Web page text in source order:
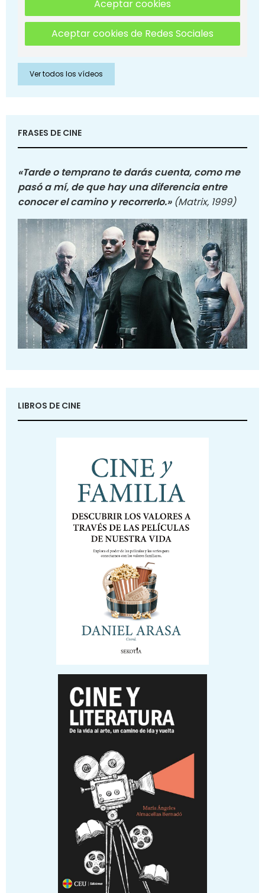
Aceptar cookies
Aceptar cookies de Redes Sociales
Ver todos los vídeos
FRASES DE CINE
«Tarde o temprano te darás cuenta, como me
pasó a mí, de que hay una diferencia entre
conocer el camino y recorrerlo.» (Matrix, 1999)
LIBROS DE CINE